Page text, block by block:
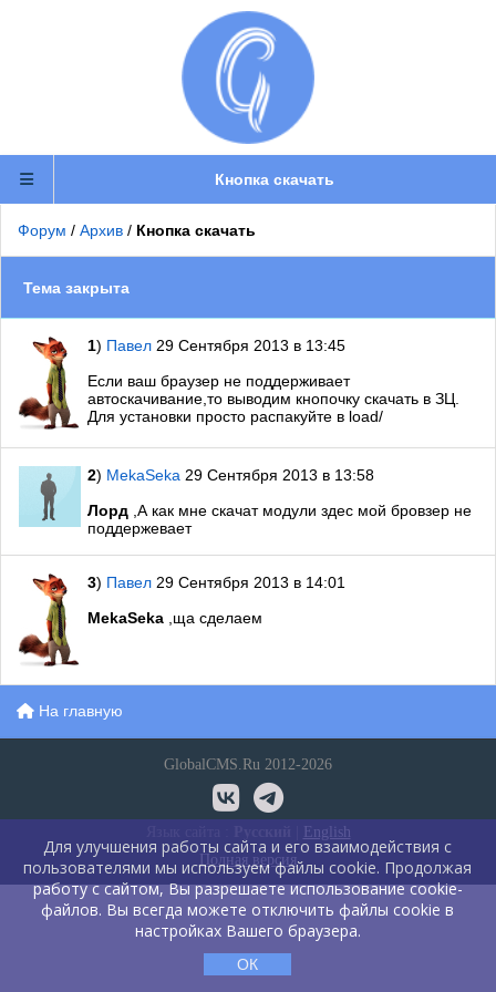
Кнопка скачать
Форум / Архив / Кнопка скачать
Тема закрыта
1) Павел 29 Сентября 2013 в 13:45
Если ваш браузер не поддерживает
автоскачивание,то выводим кнопочку скачать в ЗЦ.
Для установки просто распакуйте в load/
2) MekaSeka 29 Сентября 2013 в 13:58
Лорд ,А как мне скачат модули здес мой бровзер не
поддержевает
3) Павел 29 Сентября 2013 в 14:01
MekaSeka ,ща сделаем
На главную
GlobalCMS.Ru 2012-2026
English
Полная версия
Для улучшения работы сайта и его взаимодействия с
пользователями мы используем файлы cookie. Продолжая
работу с сайтом, Вы разрешаете использование cookie-
файлов. Вы всегда можете отключить файлы cookie в
настройках Вашего браузера.
ОК